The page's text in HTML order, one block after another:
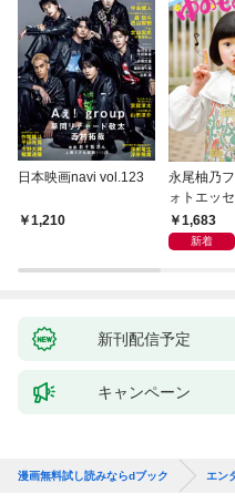
日本映画navi vol.123
1,210
永尾柚乃
ォトエッ
のがたり
1,683
新着
新刊配信予定
キャンペーン
漫画無料試し読みならdブック エン